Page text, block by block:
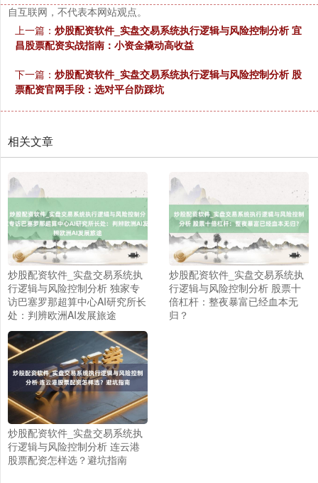
自互联网，不代表本网站观点。
上一篇： 炒股配资软件_实盘交易系统执行逻辑与风险控制分析 宜
昌股票配资实战指南：小资金撬动高收益
下一篇： 炒股配资软件_实盘交易系统执行逻辑与风险控制分析 股
票配资官网手段：选对平台防踩坑
相关文章
炒股配资软件_实盘交易系统执
行逻辑与风险控制分析 独家专
访巴塞罗那超算中心AI研究所长
处：判辨欧洲AI发展旅途
炒股配资软件_实盘交易系统执
行逻辑与风险控制分析 股票十
倍杠杆：整夜暴富已经血本无
归？
炒股配资软件_实盘交易系统执
行逻辑与风险控制分析 连云港
股票配资怎样选？避坑指南